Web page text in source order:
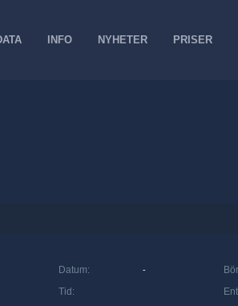
INFO NYHETER PRISER
Datum: -
Tid :